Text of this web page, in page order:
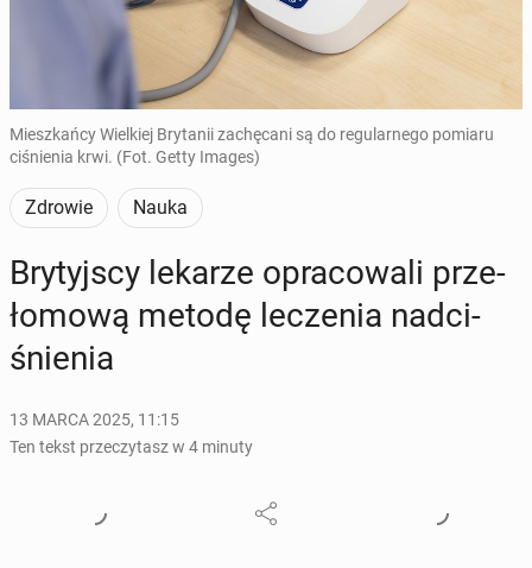
Mieszkańcy Wielkiej Brytanii zachęcani są do regularnego pomiaru
ciśnienia krwi. (Fot. Getty Images)
Zdrowie Nauka
Bry­tyj­scy lekarze opra­co­wa­li prze­
ło­mo­wą metodę le­cze­nia nad­ci­
śnie­nia
13 MARCA 2025, 11:15
Ten tekst przeczytasz w 4 minuty